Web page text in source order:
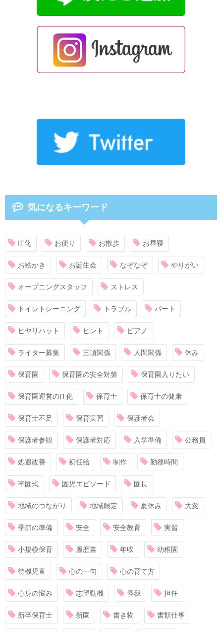
気になるキーワード
IT化 お便り お散歩 お昼寝
お絵かき お誕生会 なぞなぞ やりがい
オープニングスタッフ ストレス
トイレトレーニング トラブル パート
ヒヤリハット ヒント ピアノ
ライター募集 三項関係 人間関係 休み
保育園 保育園の安全対策 保育園入りたい
保育園運営のIT化 保育士 保育士の健康
保育士不足 保育実習 保護者会
保護者参観 保護者対応 入学準備 公務員
処遇改善 初任給 制作 勤務時間
卒園式 園児エピソード 園長
地域のつながり 地域限定 夏休み 大変
季節の準備 安全 安全教育 実習
小規模保育 履歴書 年収 幼稚園
待機児童 心の一句 心の育て方
心身の悩み 志望動機 怪我 担任
新卒保育士 新園 書き物 書類仕事